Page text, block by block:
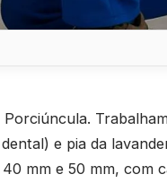
e pia da
mm e 50 mm, com